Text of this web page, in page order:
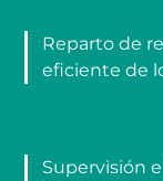
Reparto de
eficiente de
Supervisión